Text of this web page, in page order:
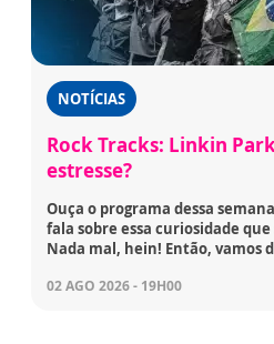
NOTÍCIAS
Rock Tracks: Linkin
estresse?
Ouça o programa dessa
fala sobre essa curiosidade
Nada mal, hein! Então, vamos
02 AGO 2026 - 19H00